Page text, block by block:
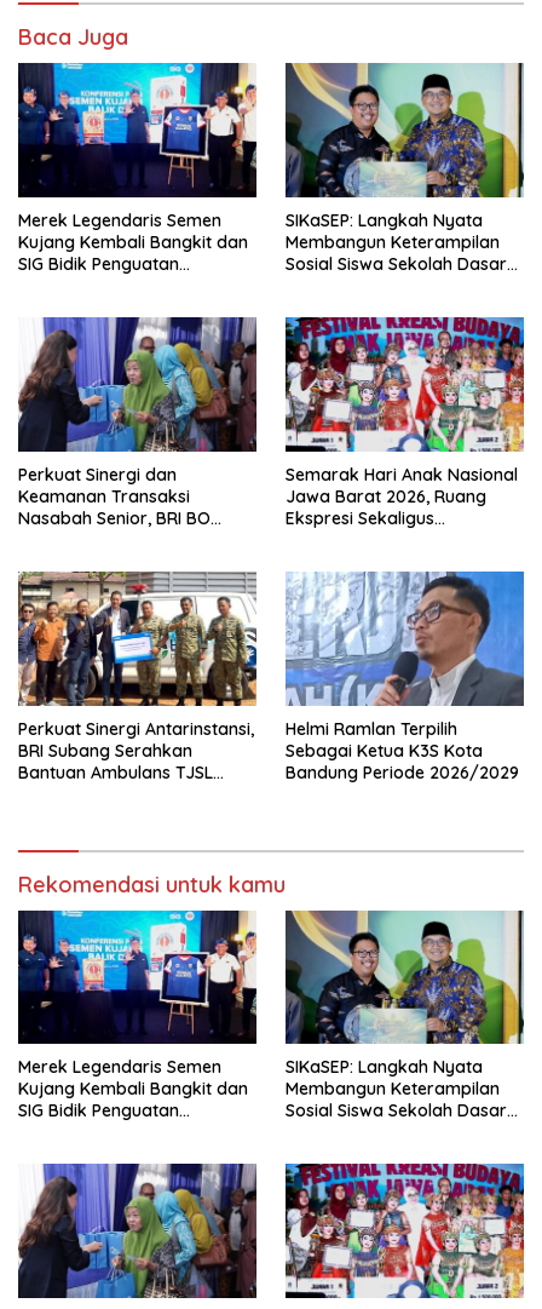
Baca Juga
Merek Legendaris Semen
Kujang Kembali Bangkit dan
SIG Bidik Penguatan
SIKaSEP: Langkah Nyata
Membangun Keterampilan
Sosial Siswa Sekolah Dasar
Perkuat Sinergi dan
Keamanan Transaksi
Nasabah Senior, BRI BO
Semarak Hari Anak Nasional
Jawa Barat 2026, Ruang
Ekspresi Sekaligus
Perkuat Sinergi Antarinstansi,
BRI Subang Serahkan
Bantuan Ambulans TJSL
Helmi Ramlan Terpilih
Sebagai Ketua K3S Kota
Bandung Periode 2026/2029
Rekomendasi untuk kamu
Merek Legendaris Semen
Kujang Kembali Bangkit dan
SIG Bidik Penguatan
SIKaSEP: Langkah Nyata
Membangun Keterampilan
Sosial Siswa Sekolah Dasar